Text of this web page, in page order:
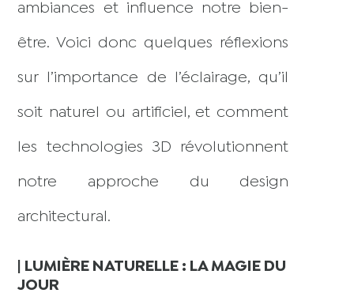
ambiances et influence notre bien-
être. Voici donc quelques réflexions
sur l’importance de l’éclairage, qu’il
soit naturel ou artificiel, et comment
les technologies 3D révolutionnent
notre approche du design
architectural.
| LUMIÈRE NATURELLE : LA MAGIE DU
JOUR